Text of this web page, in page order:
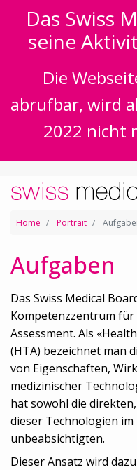
Das Swiss
seine
Die
abrufbar, wird
2022 nicht
Home Portrait
Aufgaben
Das Swiss Medical
Kompetenzzentrum
Assessment. Als
(HTA) bezeichnet man
von Eigenschaften,
medizinischer
hat sowohl die
dieser Technologien
unbeabsichtigten.
Dieser Ansatz wird